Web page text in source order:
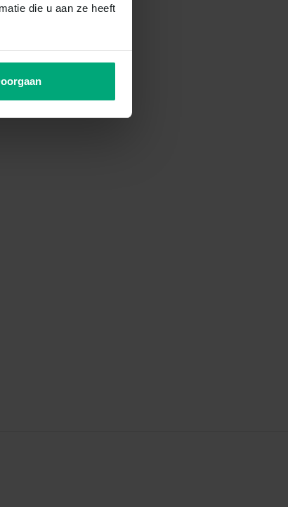
die u aan ze heeft